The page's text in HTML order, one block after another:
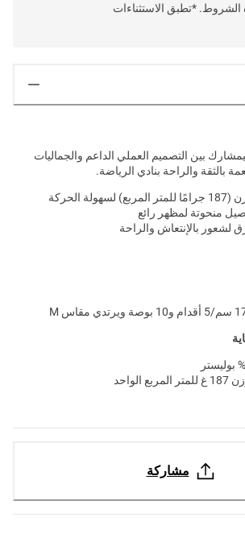
*تطبق الاستثناءات
بين التصميم العملي الداعم والجماليات
بالثقة والراحة بنادي الرياضة.
الحركة
منحوتة لمظهر رائع
لشعور بالإنتعاش والراحة
مشاركة